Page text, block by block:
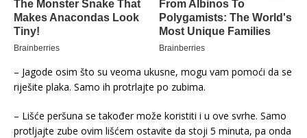
– Jagode osim što su veoma ukusne, mogu vam pomoći da se
riješite plaka. Samo ih protrlajte po zubima.
– Lišće peršuna se također može koristiti i u ove svrhe. Samo
protljajte zube ovim lišćem ostavite da stoji 5 minuta, pa onda